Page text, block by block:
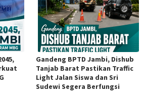
Gandeng BPTD Jambi, Dishub
Tanjab Barat Pastikan Traffic
Light Jalan Siswa dan Sri
Sudewi Segera Berfungsi